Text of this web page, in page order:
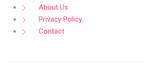
About Us
Privacy Policy
Contact